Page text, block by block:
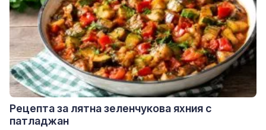
Рецепта за лятна зеленчукова яхния с
патладжан